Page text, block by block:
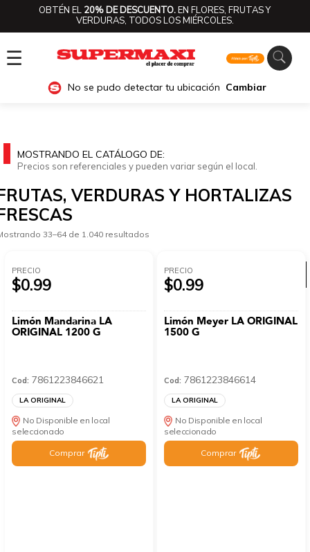
OBTÉN EL 20% DE DESCUENTO.EN FLORES, FRUTAS Y
VERDURAS, TODOS LOS MIÉRCOLES.
☰
No se pudo detectar tu ubicación Cambiar
MOSTRANDO EL CATÁLOGO DE:
Precios son referenciales y pueden variar según el local.
VERDURAS Y HORTALIZAS
33–64 de 1.040 resultados
PRECIO
$0.99
Limón Mandarina LA
ORIGINAL 1200 G
Cod: 7861223846621
LA ORIGINAL
No Disponible en local
seleccionado
Comprar
PRECIO
$0.99
Limón Meyer LA ORIGINAL
1500 G
Cod: 7861223846614
LA ORIGINAL
No Disponible en local
seleccionado
Comprar